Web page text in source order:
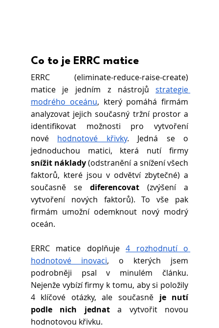
Co to je ERRC matice
ERRC (eliminate-reduce-raise-create)
matice je jedním z nástrojů
strategie
modrého oceánu, který pomáhá firmám
analyzovat jejich současný tržní prostor a
identifikovat možnosti pro vytvoření
nové
hodnotové křivky. Jedná se o
snížit náklady (odstranění a snížení všech
faktorů, které jsou v odvětví zbytečné) a
současně se diferencovat (zvýšení a
vytvoření nových faktorů). To vše pak
firmám umožní odemknout nový modrý
oceán.
ERRC matice doplňuje 4 rozhodnutí o
hodnotové inovaci, o kterých jsem
podrobněji psal v minulém článku.
Nejenže vybízí firmy k tomu, aby si položily
4 klíčové otázky, ale současně je nutí
podle nich jednat a vytvořit novou
hodnotovou křivku.